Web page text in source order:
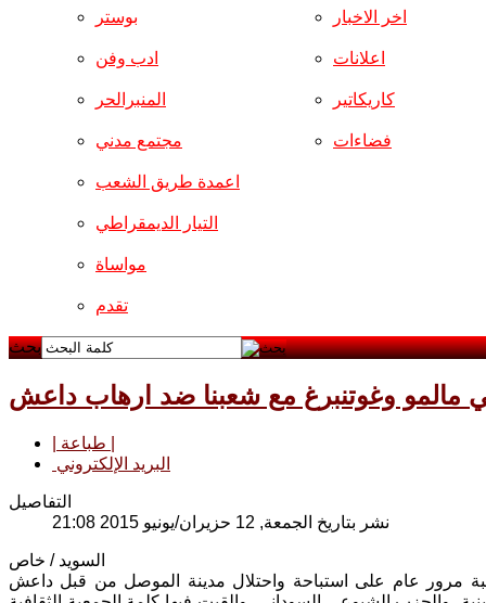
بوستر
ادب وفن
المنبرالحر
مجتمع مدني
اخر الاخبار
اعلانات
كاريكاتير
فضاءات
اعمدة طريق الشعب
التيار الديمقراطي
مواساة
تقدم
بحث
مالمو وغوتنبرغ مع شعبنا ضد ارهاب داعش
البريد الإلكتروني
التفاصيل
نشر بتاريخ الجمعة, 12 حزيران/يونيو 2015 21:08
السويد / خاص
مرور عام على استباحة واحتلال مدينة الموصل من قبل داعش